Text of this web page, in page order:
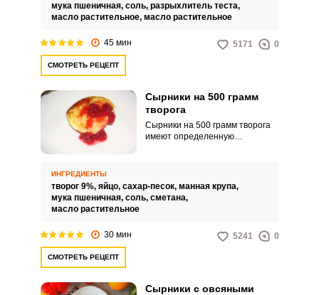
мука пшеничная, соль, разрыхлитель теста,
масло растительное, масло растительное
45 мин 5171 0
СМОТРЕТЬ РЕЦЕПТ
Сырники на 500 грамм
творога
Сырники на 500 грамм творога
имеют определенную
ИНГРЕДИЕНТЫ
творог 9%, яйцо, сахар-песок, манная крупа,
мука пшеничная, соль, сметана,
масло растительное
30 мин 5241 0
СМОТРЕТЬ РЕЦЕПТ
Сырники с овсяными